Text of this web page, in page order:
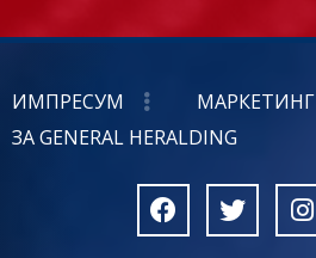
ИМПРЕСУМ МАРКЕТИНГ
ЗА GENERAL HERALDING